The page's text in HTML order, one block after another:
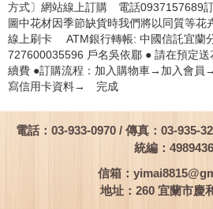
方式〕網站線上訂購 電話
圖中花材因季節缺貨時我們將以同質等花
線上刷卡 ATM銀行轉帳: 中國信託宜蘭
727600035596 戶名吳依郿 ● 請在預定
續費 ●訂購流程：加入購物車→加入會
寫信用卡資料→ 完成
電話：03-933-0970 / 傳真：03-935-
統編：
信箱：
地址：260 宜蘭市慶